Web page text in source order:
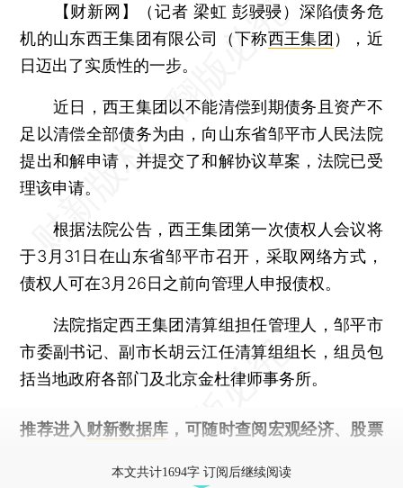
【财新网】（记者 梁虹 彭骎骎） 深陷债务危
机的山东西王集团有限公司（下称西王集团 ），近
日迈出了实质性的一步。
近日，西王集团以不能清偿到期债务且资产不
足以清偿全部债务为由，向山东省邹平市人民法院
提出和解申请，并提交了和解协议草案，法院已受
理该申请。
根据法院公告，西王集团第一次债权人会议将
于3月31日在山东省邹平市召开，采取网络方式，
债权人可在3月26日之前向管理人申报债权。
法院指定西王集团清算组担任管理人，邹平市
市委副书记、副市长胡云江任清算组组长，组员包
括当地政府各部门及北京金杜律师事务所。
推荐进入 财新数据库 ，可随时查阅宏观经济、股票
本文共计1694字 订阅后继续阅读